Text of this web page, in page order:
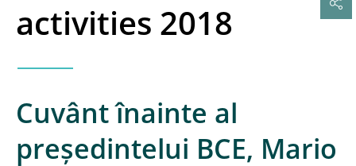
activities 2018
Cuvânt înainte al
președintelui BCE, Mario